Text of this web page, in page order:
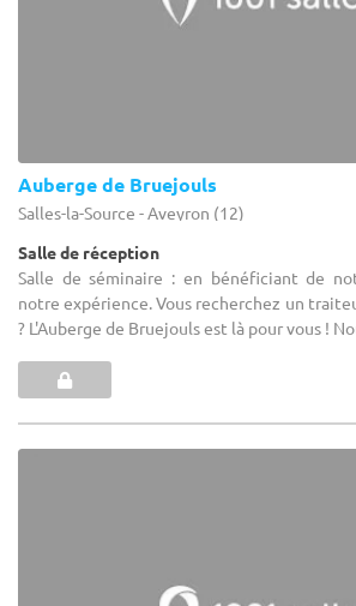
Auberge de Bruejouls
Salles-la-Source - Aveyron (12)
Salle de réception
Salle de séminaire : en bénéficiant de
notre expérience. Vous recherchez un
? L'Auberge de Bruejouls est là pour vous !